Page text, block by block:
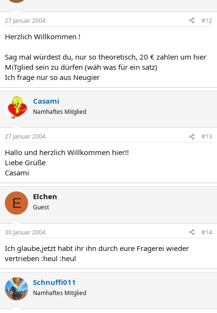
27 Januar 2004 #12
Herzlich Willkommen !
Sag mal würdest du, nur so theoretisch, 20 € zahlen um hier
MiTglied sein zu dürfen (wäh was für ein satz)
Ich frage nur so aus Neugier
Casami
Namhaftes Mitglied
27 Januar 2004 #13
Hallo und herzlich Willkommen hier!!
Liebe Grüße
Casami
E Elchen
Guest
30 Januar 2004 #14
Ich glaube,jetzt habt ihr ihn durch eure Fragerei wieder
vertrieben :heul :heul
Schnuffi011
Namhaftes Mitglied